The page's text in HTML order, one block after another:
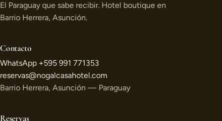
El Paraguay que sabe recibir. Hotel boutique en
Barrio Herrera, Asunción.
Contacto
WhatsApp +595 991 771353
reservas@nogalcasahotel.com
Barrio Herrera, Asunción — Paraguay
Reservas